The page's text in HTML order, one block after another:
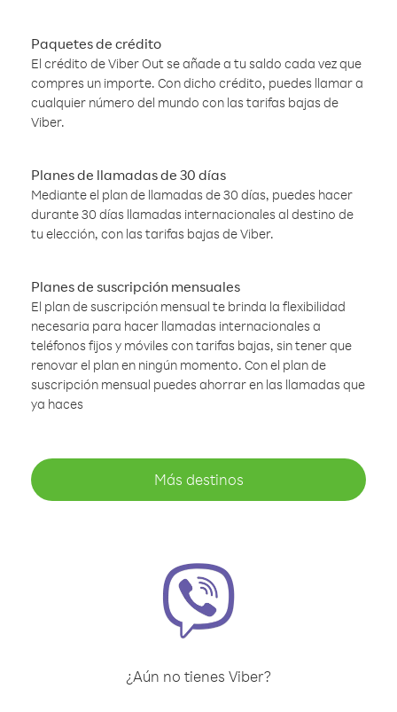
Paquetes de crédito
El crédito de Viber Out se añade a tu saldo cada vez que
compres un importe. Con dicho crédito, puedes llamar a
cualquier número del mundo con las tarifas bajas de
Viber.
Planes de llamadas de 30 días
Mediante el plan de llamadas de 30 días, puedes hacer
durante 30 días llamadas internacionales al destino de
tu elección, con las tarifas bajas de Viber.
Planes de suscripción mensuales
El plan de suscripción mensual te brinda la flexibilidad
necesaria para hacer llamadas internacionales a
teléfonos fijos y móviles con tarifas bajas, sin tener que
renovar el plan en ningún momento. Con el plan de
suscripción mensual puedes ahorrar en las llamadas que
ya haces
Más destinos
¿Aún no tienes Viber?